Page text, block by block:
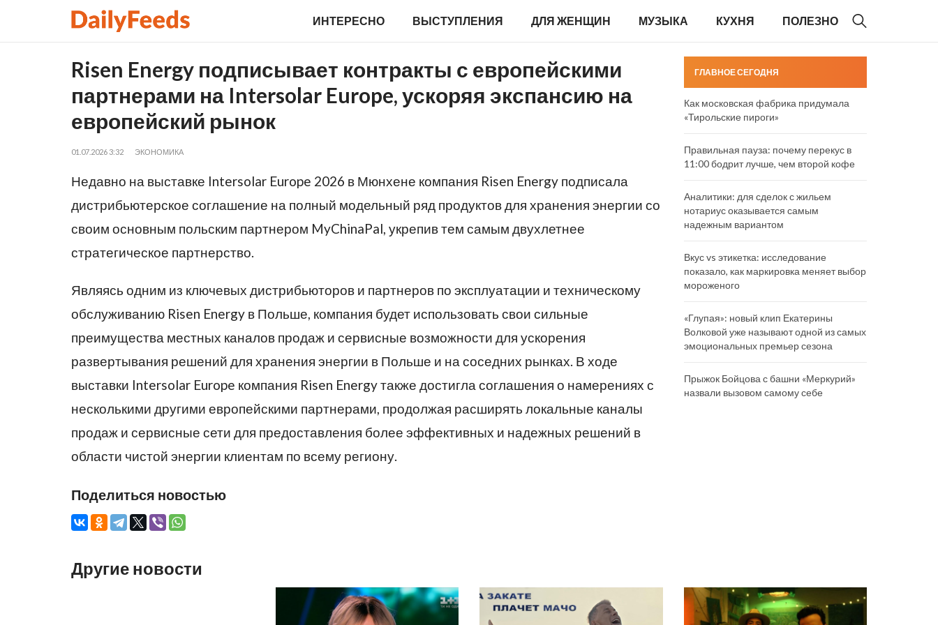
ИНТЕРЕСНО ВЫСТУПЛЕНИЯ ДЛЯ ЖЕНЩИН МУЗЫКА КУХНЯ ПОЛЕЗНО
Risen Energy подписывает контракты с европейскими
партнерами на Intersolar Europe, ускоряя экспансию на
европейский рынок
01.07.2026 3:32 ЭКОНОМИКА
Недавно на выставке Intersolar Europe 2026 в Мюнхене компания Risen Energy подписала
дистрибьютерское соглашение на полный модельный ряд продуктов для хранения энергии со
своим основным польским партнером MyChinaPal, укрепив тем самым двухлетнее
стратегическое партнерство.
Являясь одним из ключевых дистрибьюторов и партнеров по эксплуатации и техническому
обслуживанию Risen Energy в Польше, компания будет использовать свои сильные
преимущества местных каналов продаж и сервисные возможности для ускорения
развертывания решений для хранения энергии в Польше и на соседних рынках. В ходе
выставки Intersolar Europe компания Risen Energy также достигла соглашения о намерениях с
несколькими другими европейскими партнерами, продолжая расширять локальные каналы
продаж и сервисные сети для предоставления более эффективных и надежных решений в
области чистой энергии клиентам по всему региону.
Поделиться новостью
ГЛАВНОЕ СЕГОДНЯ
Как московская фабрика придумала
«Тирольские пироги»
Правильная пауза: почему перекус в
11:00 бодрит лучше, чем второй кофе
Аналитики: для сделок с жильем
нотариус оказывается самым
надежным вариантом
Вкус vs этикетка: исследование
показало, как маркировка меняет выбор
мороженого
«Глупая»: новый клип Екатерины
Волковой уже называют одной из самых
эмоциональных премьер сезона
Прыжок Бойцова с башни «Меркурий»
назвали вызовом самому себе
Другие новости